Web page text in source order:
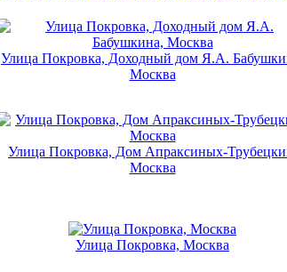
Улица Покровка, Доходный дом Я.А.
Москва
Улица Покровка, Дом Апраксиных-
Москва
Улица Покровка, Москва